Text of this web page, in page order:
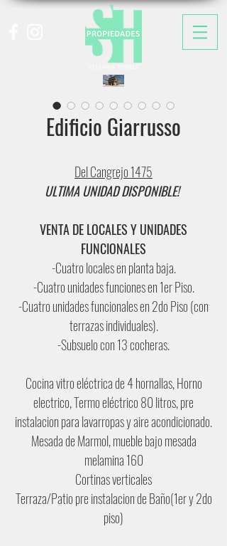
Edificio Giarrusso
Del Cangrejo 1475
ULTIMA UNIDAD DISPONIBLE!
VENTA DE LOCALES Y UNIDADES
FUNCIONALES
-Cuatro locales en planta baja.
-Cuatro unidades funciones en 1er Piso.
-Cuatro unidades funcionales en 2do Piso (con
terrazas individuales).
-Subsuelo con 13 cocheras.
Cocina vitro eléctrica de 4 hornallas, Horno
electrico, Termo eléctrico 80 litros, pre
instalacion para lavarropas y aire acondicionado.
Mesada de Marmol, mueble bajo mesada
melamina 160
Cortinas verticales
Terraza/Patio pre instalacion de Baño(1er y 2do
piso)